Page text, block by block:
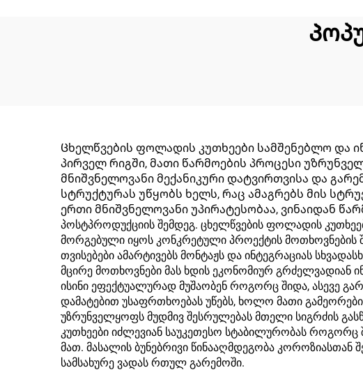
Ცხელწვების ფოლადის კუთხეები სამშენებლო და
პირველ რიგში, მათი წარმოების პროცესი
მნიშვნელოვანი მექანიკური დატვირთვისა და
სტრუქტურას უწყობს ხელს, რაც ამაგრებს მის
ერთი მნიშვნელოვანი უპირატესობაა, ვინაიდან
პოსტპროდუქციის შემდეგ. ცხელწვების ფოლადის
მორგებული იყოს კონკრეტული პროექტის მოთხოვნების
თვისებები ამარტივებს მონტაჟს და ინტეგრაციას
მცირე მოთხოვნები მას ხდის ეკონომიურ გრძელვადიან
ისინი ეფექტუალურად მუშაობენ როგორც შიდა, ასევე
დამატებით უსაფრთხოებას უწებს, ხოლო მათი
უზრუნველყოფს მუდმივ შესრულებას მთელი სიგრძის
კუთხეები იძლევიან საუკეთესო სტაბილურობას როგორც
მათ. მასალის ბუნებრივი წინააღმდეგობა კოროზიასთან
სამსახურე ვადას რთულ გარემოში.